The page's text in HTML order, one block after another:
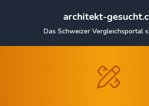
architekt-
Das Schweizer Vergleichsportal